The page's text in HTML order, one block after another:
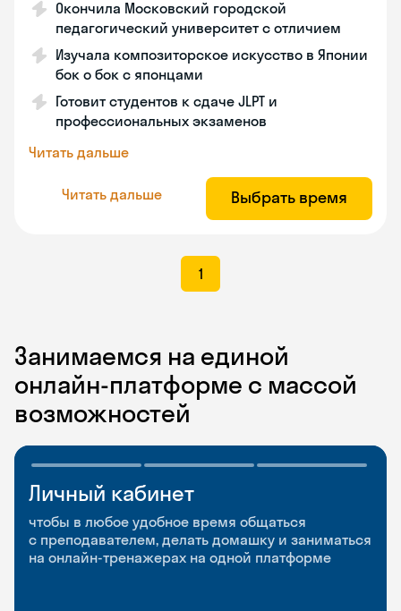
Окончила Московский городской
педагогический университет с отличием
Изучала композиторское искусство в Японии
бок о бок с японцами
Готовит студентов к сдаче JLPT и
профессиональных экзаменов
Читать дальше
Читать дальше Выбрать время
1
Занимаемся на единой
онлайн-платформе с массой
возможностей
Личный кабинет
чтобы в любое удобное время общаться
с преподавателем, делать домашку и заниматься
на онлайн-тренажерах на одной платформе
Мобильное
приложение
чтобы заниматься и изучать новые слова где
и когда удобно
Разговорные клубы
и Talks
Групповые занятия для разговорной практики
и индивидуальные встречи с преподавателями